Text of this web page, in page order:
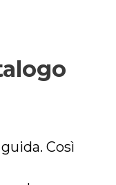
Così